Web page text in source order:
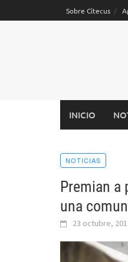
Sobre Citecus
INICIO
NOTICIAS
Premian a
una
23 octubre,